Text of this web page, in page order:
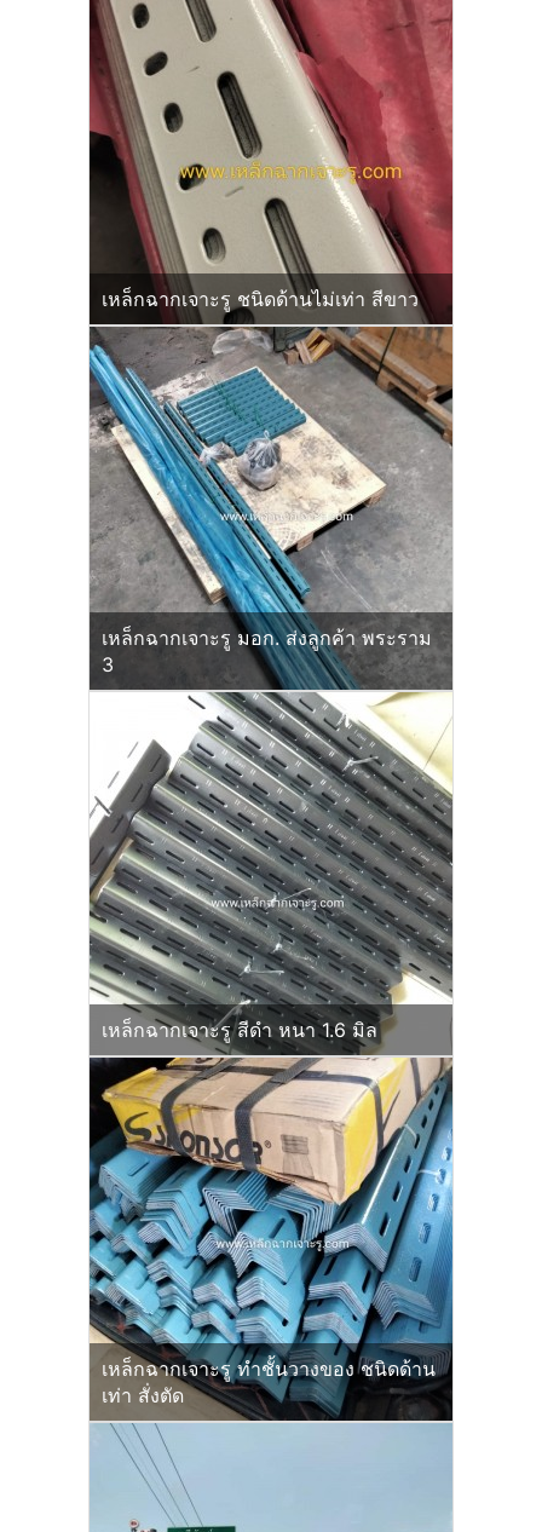
เหล็กฉากเจาะรู ชนิดด้านไม่เท่า สีขาว
เหล็กฉากเจาะรู มอก. ส่งลูกค้า พระราม
3
เหล็กฉากเจาะรู สีดำ หนา 1.6 มิล
เหล็กฉากเจาะรู ทำชั้นวางของ ชนิดด้าน
เท่า สั่งตัด